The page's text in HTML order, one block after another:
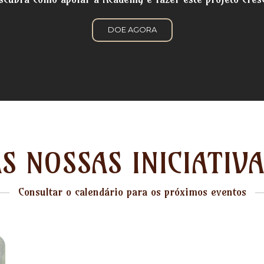
DOE AGORA
NOSSAS
Consultar o calendário para os próximos eventos